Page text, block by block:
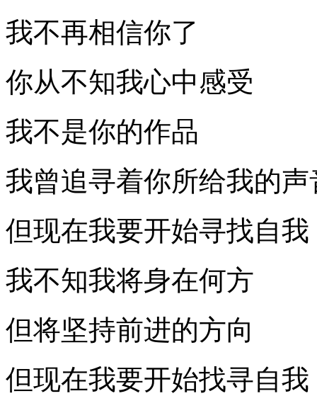
我不再相信你了
你从不知我心中感受
我不是你的作品
我曾追寻着你所给我的声
但现在我要开始寻找自我
我不知我将身在何方
但将坚持前进的方向
但现在我要开始找寻自我